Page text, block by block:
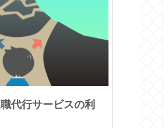
代行サービスの利